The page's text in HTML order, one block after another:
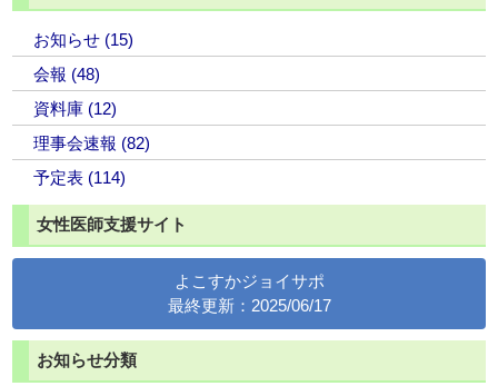
お知らせ (15)
会報 (48)
資料庫 (12)
理事会速報 (82)
予定表 (114)
女性医師支援サイト
よこすかジョイサポ
最終更新：2025/06/17
お知らせ分類